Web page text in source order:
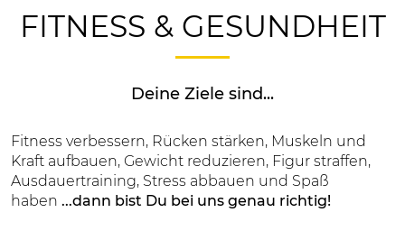
FITNESS & GESUNDHEIT
Deine Ziele sind...
Fitness verbessern, Rücken stärken, Muskeln und
Kraft aufbauen, Gewicht reduzieren, Figur straffen,
Ausdauertraining, Stress abbauen und Spaß
haben ...dann bist Du bei uns genau richtig!